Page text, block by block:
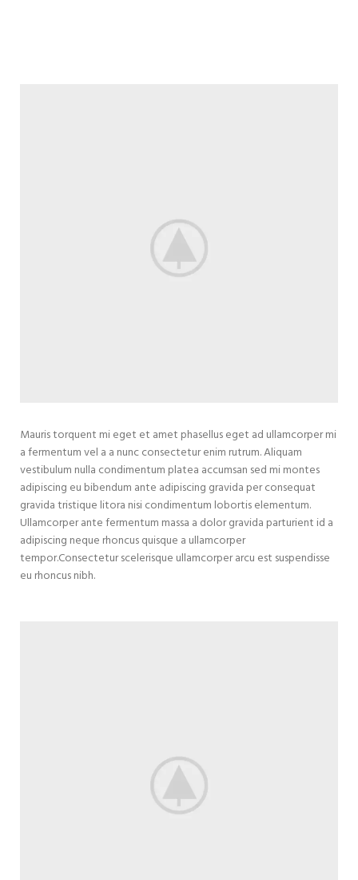
Mauris torquent mi eget et amet phasellus eget ad ullamcorper mi
a fermentum vel a a nunc consectetur enim rutrum. Aliquam
vestibulum nulla condimentum platea accumsan sed mi montes
adipiscing eu bibendum ante adipiscing gravida per consequat
gravida tristique litora nisi condimentum lobortis elementum.
Ullamcorper ante fermentum massa a dolor gravida parturient id a
adipiscing neque rhoncus quisque a ullamcorper
tempor.Consectetur scelerisque ullamcorper arcu est suspendisse
eu rhoncus nibh.